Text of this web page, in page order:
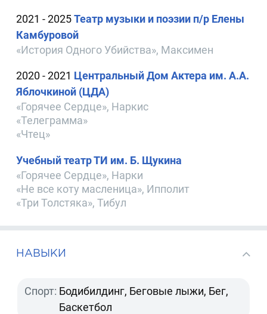
2021 - 2025Театр музыки и поэзии п/р Елены
Камбуровой
«История Одного Убийства», Максимен
2020 - 2021 Центральный Дом Актера им. А.А.
Яблочкиной (ЦДА)
«Горячее Сердце», Наркис
«Телеграмма»
«Чтец»
Учебный театр ТИ им. Б. Щукина
«Горячее Сердце», Нарки
«Не все коту масленица», Ипполит
«Три Толстяка», Тибул
НАВЫКИ
Спорт: Бодибилдинг, Беговые лыжи, Бег,
Баскетбол